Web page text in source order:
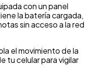
con un panel
la batería cargada,
sin acceso a la red
el movimiento de la
tu celular para vigilar